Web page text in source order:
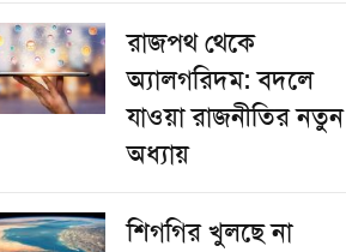
রাজপথ থেকে
অ্যালগরিদম: বদলে
যাওয়া রাজনীতির নতুন
অধ্যায়
শিগগির খুলছে না